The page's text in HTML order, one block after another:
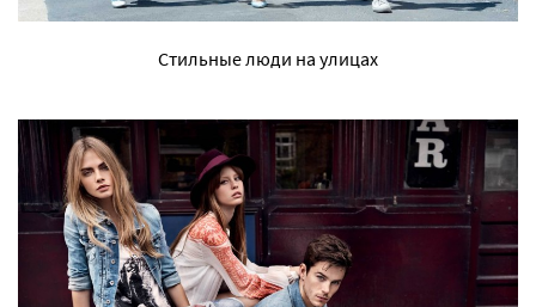
Стильные люди на улицах